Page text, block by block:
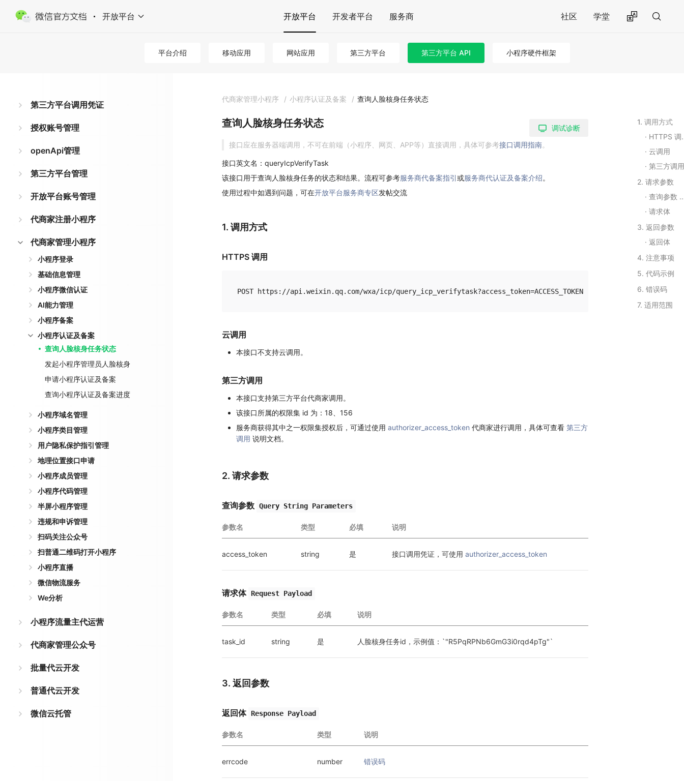
开放平台 开放平台 开发者平台 服务商 社区 学堂
平台介绍 移动应用 网站应用 第三方平台 第三方平台 API 小程序硬件框架
第三方平台调用凭证
授权账号管理
openApi管理
第三方平台管理
开放平台账号管理
代商家注册小程序
代商家管理小程序
小程序登录
基础信息管理
小程序微信认证
AI能力管理
小程序备案
小程序认证及备案
查询人脸核身任务状态
发起小程序管理员人脸核身
申请小程序认证及备案
查询小程序认证及备案进度
小程序域名管理
小程序类目管理
用户隐私保护指引管理
地理位置接口申请
小程序成员管理
小程序代码管理
半屏小程序管理
违规和申诉管理
扫码关注公众号
扫普通二维码打开小程序
小程序直播
微信物流服务
We分析
小程序流量主代运营
代商家管理公众号
批量代云开发
普通代云开发
微信云托管
代商家管理小程序 / 小程序认证及备案 / 查询人脸核身任务状态
查询人脸核身任务状态
调试诊断
接口应在服务器端调用，不可在前端（小程序、网页、APP等）直接调用，具体可参考接口调用指南。
接口英文名：queryIcpVerifyTask
该接口用于查询人脸核身任务的状态和结果。流程可参考服务商代备案指引或服务商代认证及备案介绍。
使用过程中如遇到问题，可在开放平台服务商专区发帖交流
1. 调用方式
HTTPS 调用
云调用
本接口不支持云调用。
第三方调用
本接口支持第三方平台代商家调用。
该接口所属的权限集 id 为：18、156
服务商获得其中之一权限集授权后，可通过使用 authorizer_access_token 代商家进行调用，具体可查看 第三方
调用 说明文档。
2. 请求参数
查询参数 Query String Parameters
参数名 类型 必填 说明
access_token string 是 接口调用凭证，可使用 authorizer_access_token
请求体 Request Payload
参数名 类型 必填 说明
task_id string 是 人脸核身任务id，示例值：`"R5PqRPNb6GmG3i0rqd4pTg"`
3. 返回参数
返回体 Response Payload
参数名 类型 说明
errcode number 错误码
1. 调用方式
HTTPS 调用
云调用
第三方调用
2. 请求参数
查询参数 Query String Parameters
请求体
3. 返回参数
返回体
4. 注意事项
5. 代码示例
6. 错误码
7. 适用范围